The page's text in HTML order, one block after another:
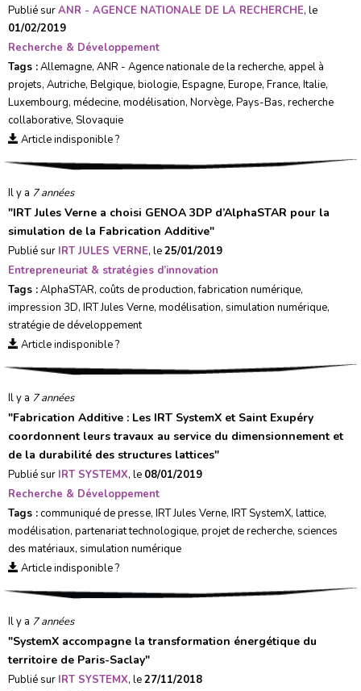
Publié surANR - AGENCE NATIONALE DE LA RECHERCHE, le
01/02/2019
Recherche & Développement
Tags :Allemagne, ANR - Agence nationale de la recherche, appel à
projets, Autriche, Belgique, biologie, Espagne, Europe, France, Italie,
Luxembourg, médecine, modélisation, Norvège, Pays-Bas, recherche
collaborative, Slovaquie
Article indisponible ?
Il y a 7 années
"IRT Jules Verne a choisi GENOA 3DP d’AlphaSTAR pour la
simulation de la Fabrication Additive"
Publié sur IRT JULES VERNE, le25/01/2019
Entrepreneuriat & stratégies d’innovation
Tags :AlphaSTAR, coûts de production,fabrication numérique,
impression 3D, IRT Jules Verne, modélisation, simulation numérique,
stratégie de développement
Article indisponible ?
Il y a 7 années
"Fabrication Additive : Les IRT SystemX et Saint Exupéry
coordonnent leurs travaux au service du dimensionnement et
de la durabilité des structures lattices"
Publié sur IRT SYSTEMX, le 08/01/2019
Recherche & Développement
Tags :communiqué de presse, IRT Jules Verne, IRT SystemX, lattice,
modélisation, partenariat technologique, projet de recherche, sciences
des matériaux, simulation numérique
Article indisponible ?
Il y a 7 années
"SystemX accompagne la transformation énergétique du
territoire de Paris-Saclay"
Publié sur IRT SYSTEMX, le27/11/2018